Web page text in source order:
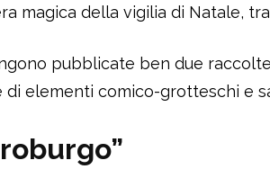
magica della vigilia di Natale, tra
pubblicate ben due
di elementi comico-grotteschi e